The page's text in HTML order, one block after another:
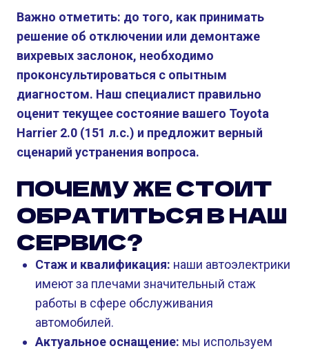
Важно отметить: до того, как принимать
решение об отключении или демонтаже
вихревых заслонок, необходимо
проконсультироваться с опытным
диагностом. Наш специалист правильно
оценит текущее состояние вашего Toyota
Harrier 2.0 (151 л.с.) и предложит верный
сценарий устранения вопроса.
ПОЧЕМУ ЖЕ СТОИТ
ОБРАТИТЬСЯ В НАШ
СЕРВИС?
Стаж и квалификация: наши автоэлектрики
имеют за плечами значительный стаж
работы в сфере обслуживания
автомобилей.
Актуальное оснащение: мы используем